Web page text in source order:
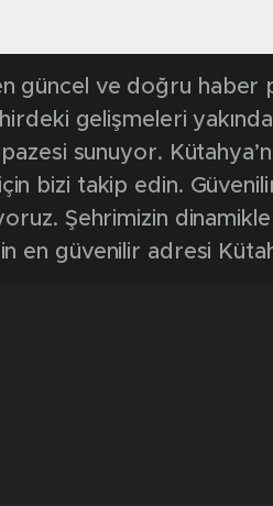
güncel ve doğru
gelişmeleri
sunuyor.
bizi takip edin.
Şehrimizin
en güvenilir adresi